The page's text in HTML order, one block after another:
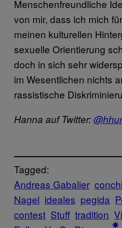
Menschenfreundliche
von mir, dass ich mich
meinen kulturellen
sexuelle Orientierung
doch in sich sehr
im Wesentlichen nichts
rassistische
Hanna auf Twitter:
Tagged:
Andreas Gabalier
Nagel ideales pegida
contest Stuff tradition